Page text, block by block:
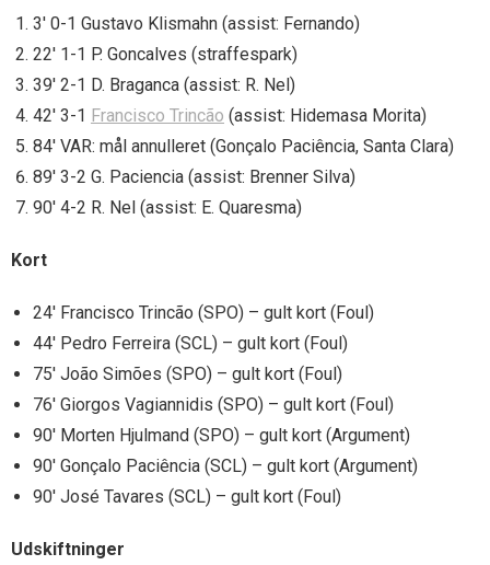
3′ 0-1 Gustavo Klismahn (assist: Fernando)
22′ 1-1 P. Goncalves (straffespark)
39′ 2-1 D. Braganca (assist: R. Nel)
42′ 3-1 Francisco Trincão (assist: Hidemasa Morita)
84′ VAR: mål annulleret (Gonçalo Paciência, Santa Clara)
89′ 3-2 G. Paciencia (assist: Brenner Silva)
90′ 4-2 R. Nel (assist: E. Quaresma)
Kort
24′ Francisco Trincão (SPO) – gult kort (Foul)
44′ Pedro Ferreira (SCL) – gult kort (Foul)
75′ João Simões (SPO) – gult kort (Foul)
76′ Giorgos Vagiannidis (SPO) – gult kort (Foul)
90′ Morten Hjulmand (SPO) – gult kort (Argument)
90′ Gonçalo Paciência (SCL) – gult kort (Argument)
90′ José Tavares (SCL) – gult kort (Foul)
Udskiftninger